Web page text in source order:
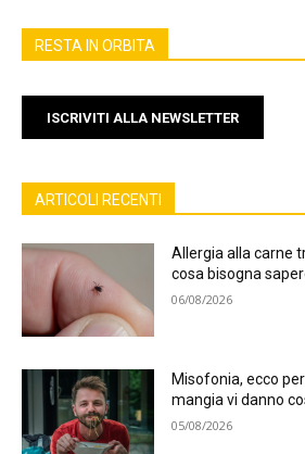
RESTA IN ORBITA
ISCRIVITI ALLA NEWSLETTER
ARTICOLI RECENTI
Allergia alla carne
cosa bisogna
06/08/2026
Misofonia, ecco
mangia vi danno
05/08/2026